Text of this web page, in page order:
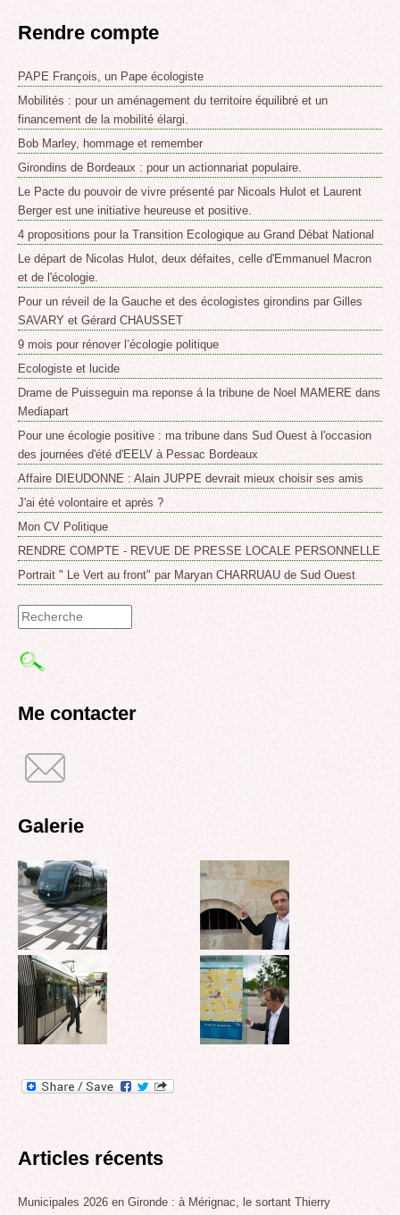
Rendre compte
PAPE François, un Pape écologiste
Mobilités : pour un aménagement du territoire équilibré et un
financement de la mobilité élargi.
Bob Marley, hommage et remember
Girondins de Bordeaux : pour un actionnariat populaire.
Le Pacte du pouvoir de vivre présenté par Nicoals Hulot et Laurent
Berger est une initiative heureuse et positive.
4 propositions pour la Transition Ecologique au Grand Débat National
Le départ de Nicolas Hulot, deux défaites, celle d'Emmanuel Macron
et de l'écologie.
Pour un réveil de la Gauche et des écologistes girondins par Gilles
SAVARY et Gérard CHAUSSET
9 mois pour rénover l’écologie politique
Ecologiste et lucide
Drame de Puisseguin ma reponse á la tribune de Noel MAMERE dans
Mediapart
Pour une écologie positive : ma tribune dans Sud Ouest à l'occasion
des journées d'été d'EELV à Pessac Bordeaux
Affaire DIEUDONNE : Alain JUPPE devrait mieux choisir ses amis
J'ai été volontaire et après ?
Mon CV Politique
RENDRE COMPTE - REVUE DE PRESSE LOCALE PERSONNELLE
Portrait " Le Vert au front" par Maryan CHARRUAU de Sud Ouest
Formulaire
de
recherche
Me contacter
Galerie
Articles récents
Municipales 2026 en Gironde : à Mérignac, le sortant Thierry